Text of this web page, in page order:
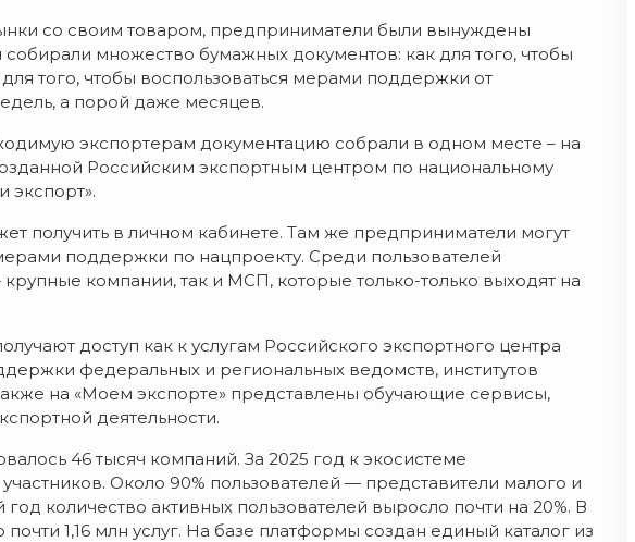
со своим товаром, предприниматели были вынуждены
множество бумажных документов: как для того, чтобы
того, чтобы воспользоваться мерами поддержки от
а порой даже месяцев.
экспортерам документацию собрали в одном месте – на
Российским экспортным центром по национальному
экспорт».
получить в личном кабинете. Там же предприниматели могут
поддержки по нацпроекту. Среди пользователей
компании, так и МСП, которые только-только выходят на
доступ как к услугам Российского экспортного центра
федеральных и региональных ведомств, институтов
на «Моем экспорте» представлены обучающие сервисы,
деятельности.
46 тысяч компаний. За 2025 год к экосистеме
Около 90% пользователей — представители малого и
количество активных пользователей выросло почти на 20%. В
1,16 млн услуг. На базе платформы создан единый каталог из